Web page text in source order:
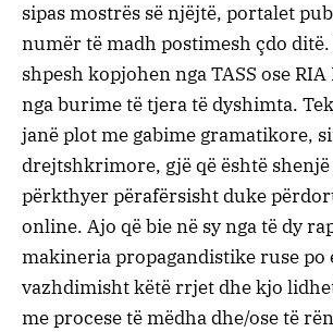
sipas mostrës së njëjtë, portalet
numër të madh postimesh çdo
shpesh kopjohen nga TASS ose
nga burime të tjera të dyshimta.
janë plot me gabime gramatikore,
drejtshkrimore, gjë që është shenjë
përkthyer përafërsisht duke
online. Ajo që bie në sy nga të dy
makineria propagandistike ruse po
vazhdimisht këtë rrjet dhe kjo
me procese të mëdha dhe/ose të